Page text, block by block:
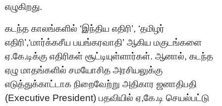
எழுகிறது.
கடந்த காலங்களில் ‘இந்திய எதிரி’, ‘தமிழர்
எதிரி’,‘மார்க்கசீய பயங்கரவாதி’ ஆகிய மகுடங்களை
ஏ.கே.டிக்கு எதிரிகள் சூட்டியுள்ளார்கள். ஆனால், கடந்த
ஏழு மாதங்களில் சமயோசித அரசியலுக்கு
எடுத்துக்காட்டாக நிறைவேற்று அதிகார ஜனாதிபதி
(Executive President) பதவியில் ஏ,கே.டி செயல்பட்டு